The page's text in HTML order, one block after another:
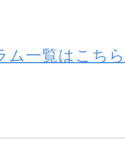
ム一覧はこち